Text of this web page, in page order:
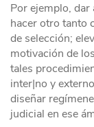
Por ejemplo,
hacer otro tanto
de selección;
motivación de
tales
inter|no y
diseñar
judicial en ese